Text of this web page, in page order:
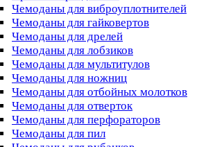
Чемоданы для виброуплотнителей
Чемоданы для гайковертов
Чемоданы для дрелей
Чемоданы для лобзиков
Чемоданы для мультитулов
Чемоданы для ножниц
Чемоданы для отбойных молотков
Чемоданы для отверток
Чемоданы для перфораторов
Чемоданы для пил